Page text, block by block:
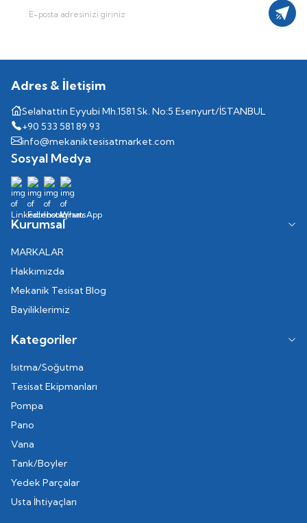
Adres & İletişim
Selahattin Eyyubi Mh.1581 Sk. No:5 Esenyurt/İSTANBUL
+90 533 581 89 93
info@mekaniktesisatmarket.com
Sosyal Medya
Kurumsal
MARKALAR
Hakkımızda
Mekanik Tesisat Blog
Bayiliklerimiz
Kategoriler
Isıtma/Soğutma
Tesisat Ekipmanları
Pompa
Pano
Vana
Tank/Boyler
Yedek Parçalar
Usta İhtiyaçları